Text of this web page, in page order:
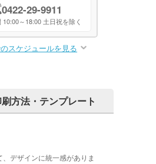
0422-29-9911
10:00～18:00 土日祝を除く
スケジュールを見る
方法・テンプレート
デザインに統一感がありま